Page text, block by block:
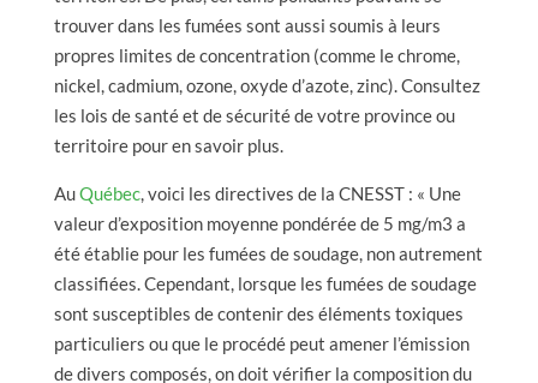
trouver dans les fumées sont aussi soumis à leurs
propres limites de concentration (comme le chrome,
nickel, cadmium, ozone, oxyde d’azote, zinc). Consultez
les lois de santé et de sécurité de votre province ou
territoire pour en savoir plus.
AuQuébec, voici les directives de la CNESST : « Une
valeur d’exposition moyenne pondérée de 5 mg/m3 a
été établie pour les fumées de soudage, non autrement
classifiées. Cependant, lorsque les fumées de soudage
sont susceptibles de contenir des éléments toxiques
particuliers ou que le procédé peut amener l’émission
de divers composés, on doit vérifier la composition du